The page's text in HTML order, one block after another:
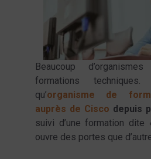
Beaucoup
formations
qu’organisme de
auprès de Cisco depuis
suivi d’une formation
ouvre des portes que